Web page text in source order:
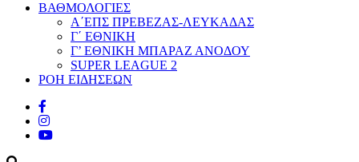
ΒΑΘΜΟΛΟΓΙΕΣ
Α΄ΕΠΣ ΠΡΕΒΕΖΑΣ-ΛΕΥΚΑΔΑΣ
Γ΄ ΕΘΝΙΚΗ
Γ’ ΕΘΝΙΚΗ ΜΠΑΡΑΖ ΑΝΟΔΟΥ
SUPER LEAGUE 2
ΡΟΗ ΕΙΔΗΣΕΩΝ